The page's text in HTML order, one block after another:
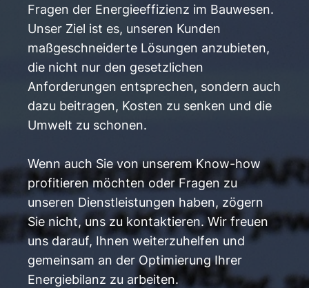
Fragen der Energieeffizienz im Bauwesen.
Unser Ziel ist es, unseren Kunden
maßgeschneiderte Lösungen anzubieten,
die nicht nur den gesetzlichen
Anforderungen entsprechen, sondern auch
dazu beitragen, Kosten zu senken und die
Umwelt zu schonen.
Wenn auch Sie von unserem Know-how
profitieren möchten oder Fragen zu
unseren Dienstleistungen haben, zögern
Sie nicht, uns zu kontaktieren. Wir freuen
uns darauf, Ihnen weiterzuhelfen und
gemeinsam an der Optimierung Ihrer
Energiebilanz zu arbeiten.